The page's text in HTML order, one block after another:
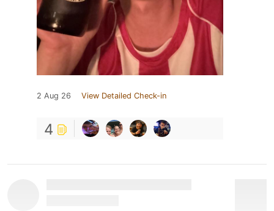
2 Aug 26 View Detailed Check-in
4